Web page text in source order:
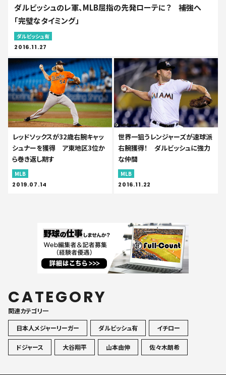
ダルビッシュのレ軍、MLB屈指の先発ローテに？ 補強へ
「完璧なタイミング」
ダルビッシュ有
2016.11.27
レッドソックスが32歳右腕キャッ
シュナーを獲得 ア東地区3位か
ら巻き返し期す
MLB
2019.07.14
世界一狙うレンジャーズが速球派
右腕獲得！ ダルビッシュに強力
な仲間
MLB
2016.11.22
CATEGORY
関連カテゴリ一
日本人メジャーリーガー
ダルビッシュ有 イチロー
ドジャース 大谷翔平 山本由伸 佐々木朗希